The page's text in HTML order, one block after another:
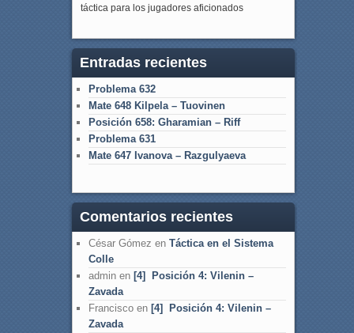
táctica para los jugadores aficionados
Entradas recientes
Problema 632
Mate 648 Kilpela – Tuovinen
Posición 658: Gharamian – Riff
Problema 631
Mate 647 Ivanova – Razgulyaeva
Comentarios recientes
César Gómez en Táctica en el Sistema
Colle
adminen [4] Posición 4: Vilenin –
Zavada
Franciscoen [4] Posición 4: Vilenin –
Zavada